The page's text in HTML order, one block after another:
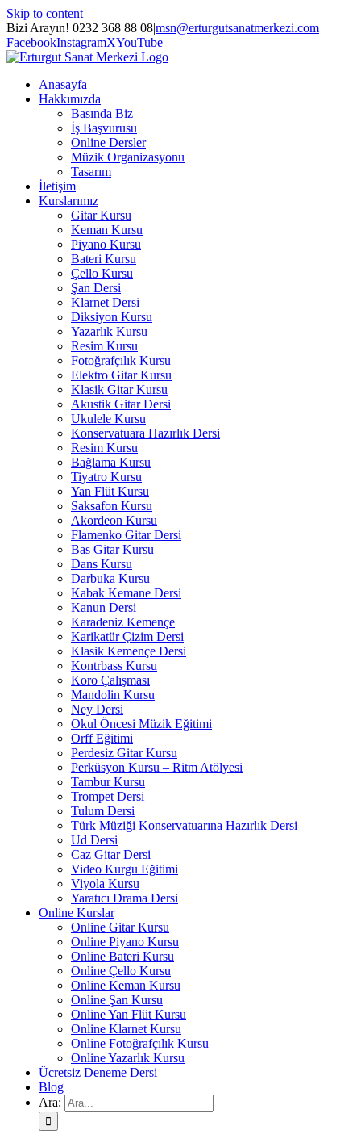
Skip to content
Bizi Arayın! 0232 368 88 08|msn@erturgutsanatmerkezi.com
FacebookInstagramXYouTube
Anasayfa
Hakkımızda
Basında Biz
İş Başvurusu
Online Dersler
Müzik Organizasyonu
Tasarım
İletişim
Kurslarımız
Gitar Kursu
Keman Kursu
Piyano Kursu
Bateri Kursu
Çello Kursu
Şan Dersi
Klarnet Dersi
Diksiyon Kursu
Yazarlık Kursu
Resim Kursu
Fotoğrafçılık Kursu
Elektro Gitar Kursu
Klasik Gitar Kursu
Akustik Gitar Dersi
Ukulele Kursu
Konservatuara Hazırlık Dersi
Resim Kursu
Bağlama Kursu
Tiyatro Kursu
Yan Flüt Kursu
Saksafon Kursu
Akordeon Kursu
Flamenko Gitar Dersi
Bas Gitar Kursu
Dans Kursu
Darbuka Kursu
Kabak Kemane Dersi
Kanun Dersi
Karadeniz Kemençe
Karikatür Çizim Dersi
Klasik Kemençe Dersi
Kontrbass Kursu
Koro Çalışması
Mandolin Kursu
Ney Dersi
Okul Öncesi Müzik Eğitimi
Orff Eğitimi
Perdesiz Gitar Kursu
Perküsyon Kursu – Ritm Atölyesi
Tambur Kursu
Trompet Dersi
Tulum Dersi
Türk Müziği Konservatuarına Hazırlık Dersi
Ud Dersi
Caz Gitar Dersi
Video Kurgu Eğitimi
Viyola Kursu
Yaratıcı Drama Dersi
Online Kurslar
Online Gitar Kursu
Online Piyano Kursu
Online Bateri Kursu
Online Çello Kursu
Online Keman Kursu
Online Şan Kursu
Online Yan Flüt Kursu
Online Klarnet Kursu
Online Fotoğrafçılık Kursu
Online Yazarlık Kursu
Ücretsiz Deneme Dersi
Blog
Ara: